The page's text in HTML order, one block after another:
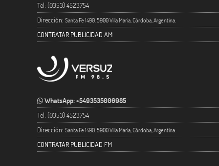
Tel: (0353) 4523754
Dirección: Santa Fe 1490. 5900 Villa María, Córdoba, Argentina.
CONTRATAR PUBLICIDAD AM
WhatsApp: +5493535006985
Tel: (0353) 4523754
Dirección: Santa Fe 1490. 5900 Villa María, Córdoba, Argentina.
CONTRATAR PUBLICIDAD FM